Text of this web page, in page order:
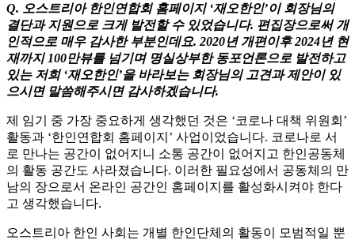
Q. 오스트리아 한인연합회 홈페이지 ‘재오한인’이 회장님의
결단과 지원으로 크게 발전할 수 있었습니다. 편집장으로써 개
인적으로 매우 감사한 부분인데요. 2020년 개편이후 2024년 현
재까지 100만뷰를 넘기며 명실상부한 동포언론으로 발전하고
있는 저희 ‘재오한인’을 바라보는 회장님의 고견과 제안이 있
으시면 말씀해주시면 감사하겠습니다.
제 임기 중 가장 중요하게 생각했던 것은 ‘코로나 대책 위원회’
활동과 ‘한인연합회 홈페이지’ 사업이었습니다. 코로나로 서
로 만나는 공간이 없어지니 소통 공간이 없어지고 한인공동체
의 활동 공간도 사라졌습니다. 이러한 필요성에서 공동체의 만
남의 장으로서 온라인 공간인 홈페이지를 활성화시켜야 한다
고 생각했습니다.
오스트리아 한인 사회는 개별 한인단체의 활동이 모범적일 뿐